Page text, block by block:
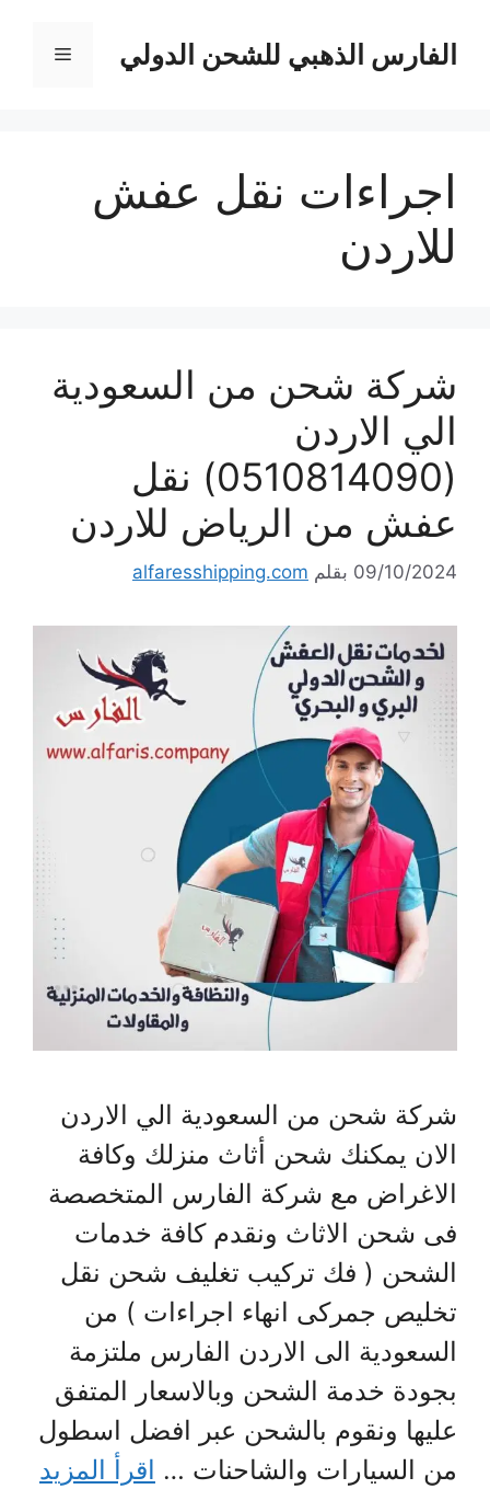
المحتوىالفارس الذهبي للشحن الدولي القائمة
اجراءات نقل عفش
للاردن
شركة شحن من السعودية
الي الاردن
(0510814090) نقل
عفش من الرياض للاردن
09/10/2024 بقلم alfaresshipping.com
شركة شحن من السعودية الي الاردن
الان يمكنك شحن أثاث منزلك وكافة
الاغراض مع شركة الفارس المتخصصة
فى شحن الاثاث ونقدم كافة خدمات
الشحن ( فك تركيب تغليف شحن نقل
تخليص جمركى انهاء اجراءات ) من
السعودية الى الاردن الفارس ملتزمة
بجودة خدمة الشحن وبالاسعار المتفق
عليها ونقوم بالشحن عبر افضل اسطول
من السيارات والشاحنات … اقرأ المزيد